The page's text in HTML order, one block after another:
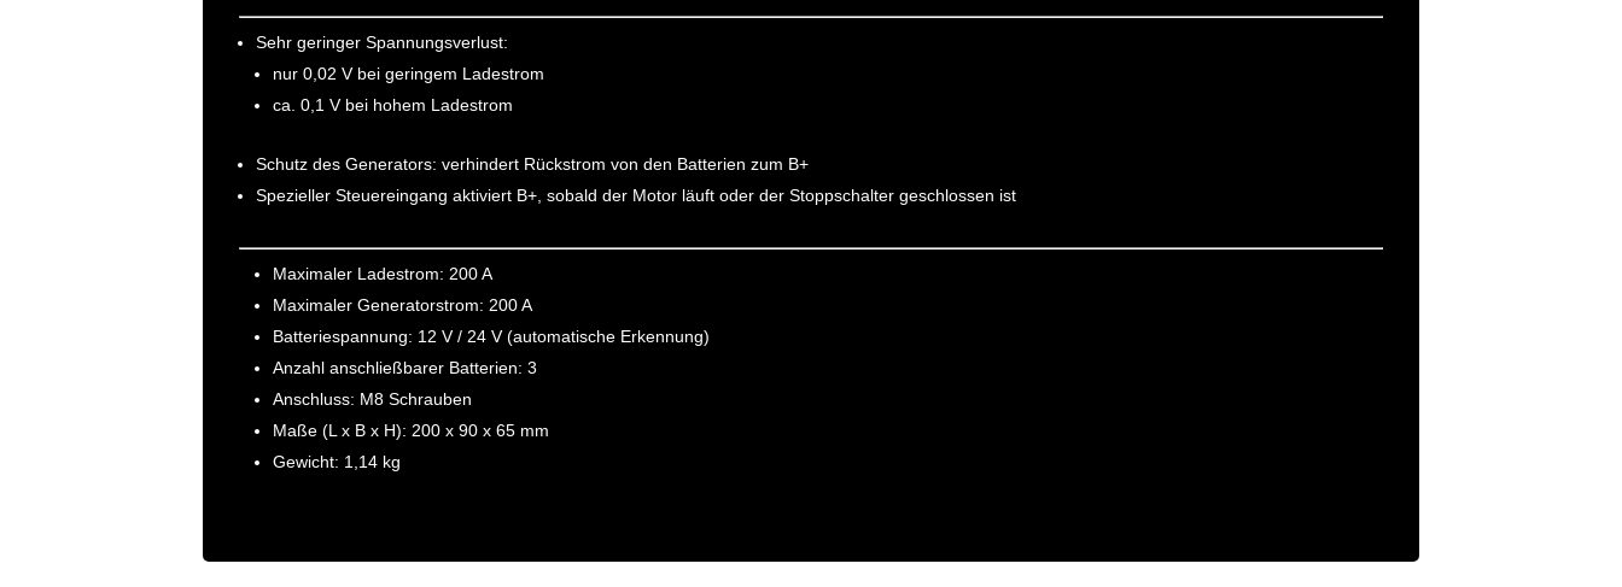
Sehr geringer Spannungsverlust:
nur 0,02 V bei geringem Ladestrom
ca. 0,1 V bei hohem Ladestrom
Schutz des Generators: verhindert Rückstrom von den Batterien zum B+
Spezieller Steuereingang aktiviert B+, sobald der Motor läuft oder der Stoppschalter geschlossen ist
Maximaler Ladestrom: 200 A
Maximaler Generatorstrom: 200 A
Batteriespannung: 12 V / 24 V (automatische Erkennung)
Anzahl anschließbarer Batterien: 3
Anschluss: M8 Schrauben
Maße (L x B x H): 200 x 90 x 65 mm
Gewicht: 1,14 kg